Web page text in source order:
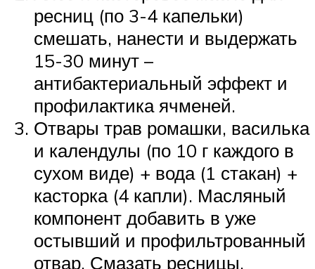
ресниц (по 3-4 капельки)
смешать, нанести и выдержать
15-30 минут –
антибактериальный эффект и
профилактика ячменей.
Отвары трав ромашки, василька
и календулы (по 10 г каждого в
сухом виде) + вода (1 стакан) +
касторка (4 капли). Масляный
компонент добавить в уже
остывший и профильтрованный
отвар. Смазать ресницы,